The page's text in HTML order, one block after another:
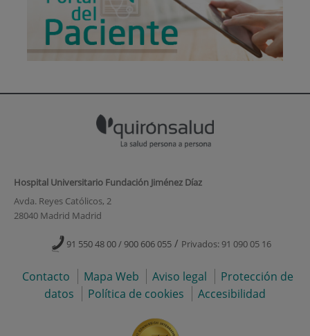
Hospital Universitario Fundación Jiménez Díaz
Avda. Reyes Católicos, 2
28040 Madrid Madrid
91 550 48 00 / 900 606 055 / Privados: 91 090 05 16
Contacto Mapa Web Aviso legal
Protección de
datos
Política de cookies Accesibilidad